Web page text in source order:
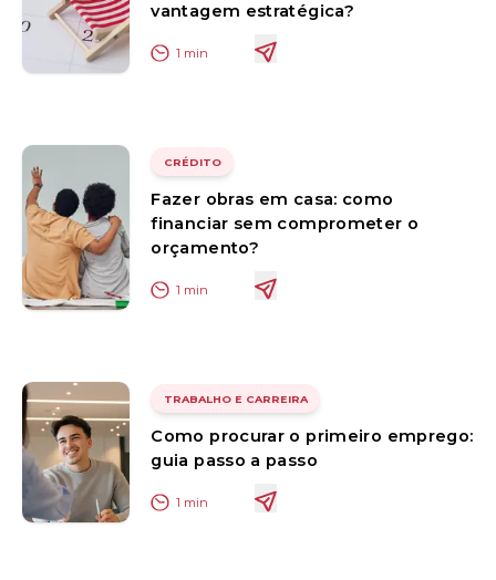
vantagem estratégica?
1 min
CRÉDITO
Fazer obras em casa: como
financiar sem comprometer o
orçamento?
1 min
TRABALHO E CARREIRA
Como procurar o primeiro emprego:
guia passo a passo
1 min